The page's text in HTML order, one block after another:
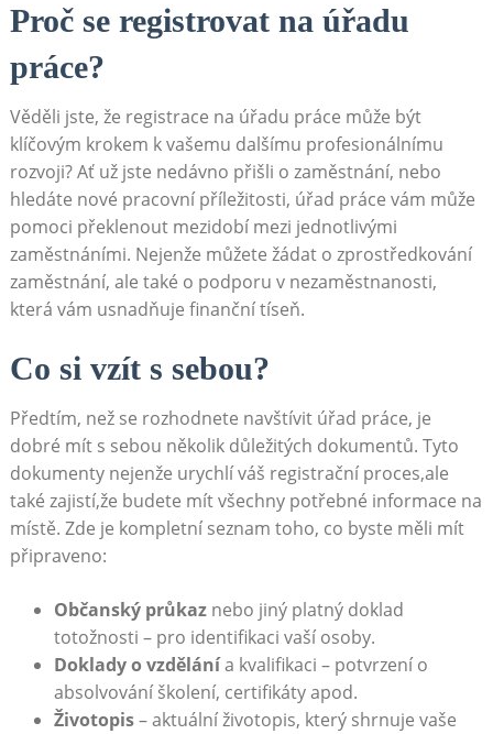
Proč se registrovat na úřadu
práce?
Věděli jste, že registrace na úřadu práce ‌může být
klíčovým krokem k vašemu dalšímu profesionálnímu⁢
rozvoji? ​Ať už jste nedávno přišli o zaměstnání, nebo
hledáte nové pracovní ⁤příležitosti, úřad práce vám může
pomoci ⁤překlenout mezidobí mezi⁤ jednotlivými
zaměstnáními. Nejenže můžete ⁣žádat o zprostředkování
‍zaměstnání, ale ⁣také ⁣o‌ podporu v nezaměstnanosti,
která vám usnadňuje finanční tíseň.
Co si vzít s​ sebou?
Předtím, než se rozhodnete navštívit úřad práce, je
dobré mít‍ s sebou několik ⁣důležitých dokumentů. Tyto
dokumenty nejenže urychlí váš registrační proces,ale
také zajistí,že budete mít všechny potřebné informace na
místě. Zde je kompletní seznam ⁣toho, co ⁤byste ‌měli mít
připraveno:
Občanský průkaznebo jiný platný ‌doklad
totožnosti​ – pro identifikaci vaší osoby.
Doklady ‌o​ vzdělánía ‌kvalifikaci⁣ – potvrzení o
absolvování školení, certifikáty apod.
Životopis⁤– aktuální životopis, který shrnuje‍ vaše